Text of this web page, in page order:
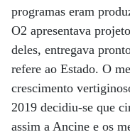
programas eram
O2 apresentava
deles, entregava
refere ao Estado. O
crescimento
2019 decidiu-se que
assim a Ancine e os